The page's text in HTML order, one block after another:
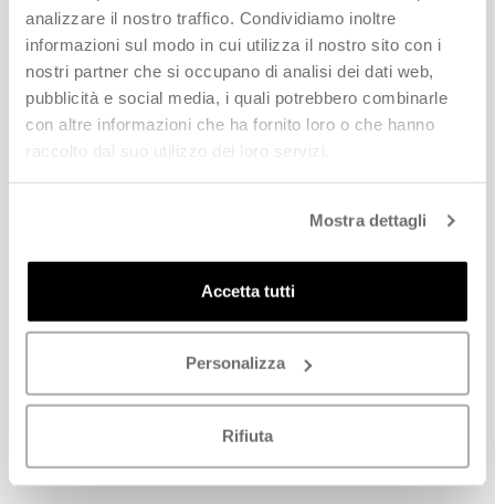
analizzare il nostro traffico. Condividiamo inoltre
informazioni sul modo in cui utilizza il nostro sito con i
nostri partner che si occupano di analisi dei dati web,
pubblicità e social media, i quali potrebbero combinarle
con altre informazioni che ha fornito loro o che hanno
raccolto dal suo utilizzo dei loro servizi.
Mostra dettagli
Accetta tutti
Personalizza
Rifiuta
Siamo qui per te
Da Lunedì a Venerdì
8:00 - 13:00 / 14:00 - 17:00 (festività escluse)
Servizio clienti Online: 049 9344944
Azienda
Fidelity Club